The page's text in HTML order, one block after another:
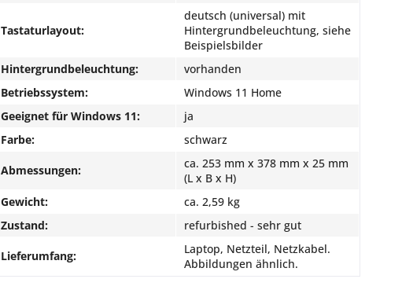
Tastaturlayout:
deutsch (universal) mit
Hintergrundbeleuchtung, siehe
Beispielsbilder
Hintergrundbeleuchtung:
vorhanden
Betriebssystem:
Windows 11 Home
Geeignet für Windows 11:
ja
Farbe:
schwarz
Abmessungen:
ca. 253 mm x 378 mm x 25 mm
(L x B x H)
Gewicht:
ca. 2,59 kg
Zustand:
refurbished - sehr gut
Lieferumfang:
Laptop, Netzteil, Netzkabel.
Abbildungen ähnlich.